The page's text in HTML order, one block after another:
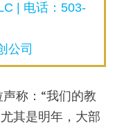
| 电话：503-
公司
称：“我们的教
其是明年，大部